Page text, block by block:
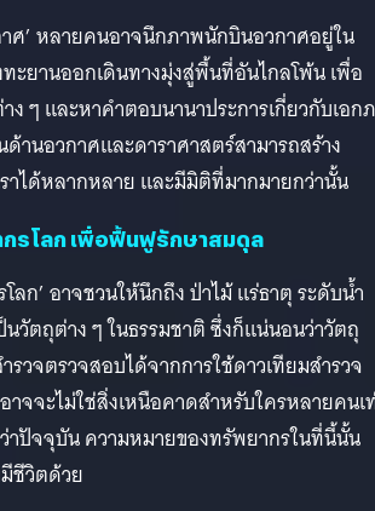
ศ’ หลายคนอาจนึกภาพนักบินอวกาศอยู่ใน
ะยานออกเดินทางมุ่งสู่พื้นที่อันไกลโพ้น เพื่อ
ง ๆ และหาคำตอบนานาประการเกี่ยวกับเอ
านอวกาศและดาราศาสตร์สามารถสร้าง
าได้หลากหลาย และมีมิติที่มากมายกว่านั้น
รโลก เพื่อฟื้นฟูรักษาสมดุล
ลก’ อาจชวนให้นึกถึง ป่าไม้ แร่ธาตุ ระดับน้ำ
นวัตถุต่าง ๆ ในธรรมชาติ ซึ่งก็แน่นอนว่าวัตถุ
รวจตรวจสอบได้จากการใช้ดาวเทียมสำรวจ
าจจะไม่ใช่สิ่งเหนือคาดสำหรับใครหลายคนเ
าปัจจุบัน ความหมายของทรัพยากรในที่นี้นั้น
ชีวิตด้วย